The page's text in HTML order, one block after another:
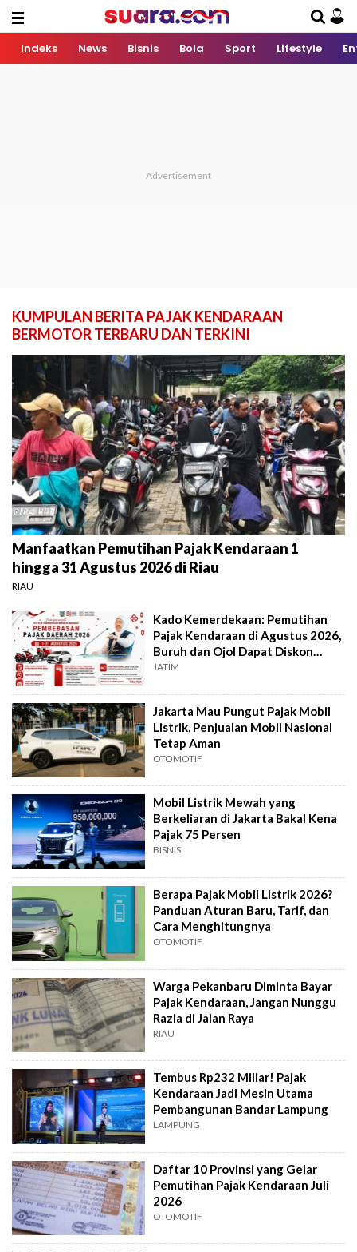
Indeks News Bisnis Bola Sport Lifestyle
KUMPULAN BERITA PAJAK KENDARAAN
BERMOTOR TERBARU DAN TERKINI
Manfaatkan Pemutihan Pajak Kendaraan 1
hingga 31 Agustus 2026 di Riau
RIAU
Kado Kemerdekaan: Pemutihan
Pajak Kendaraan di Agustus 2026,
Buruh dan Ojol Dapat Diskon
Khusus
JATIM
Jakarta Mau Pungut Pajak Mobil
Listrik, Penjualan Mobil Nasional
Tetap Aman
OTOMOTIF
Mobil Listrik Mewah yang
Berkeliaran di Jakarta Bakal Kena
Pajak 75 Persen
BISNIS
Berapa Pajak Mobil Listrik 2026?
Panduan Aturan Baru, Tarif, dan
Cara Menghitungnya
OTOMOTIF
Warga Pekanbaru Diminta Bayar
Pajak Kendaraan, Jangan Nunggu
Razia di Jalan Raya
RIAU
Tembus Rp232 Miliar! Pajak
Kendaraan Jadi Mesin Utama
Pembangunan Bandar Lampung
LAMPUNG
Daftar 10 Provinsi yang Gelar
Pemutihan Pajak Kendaraan Juli
2026
OTOMOTIF